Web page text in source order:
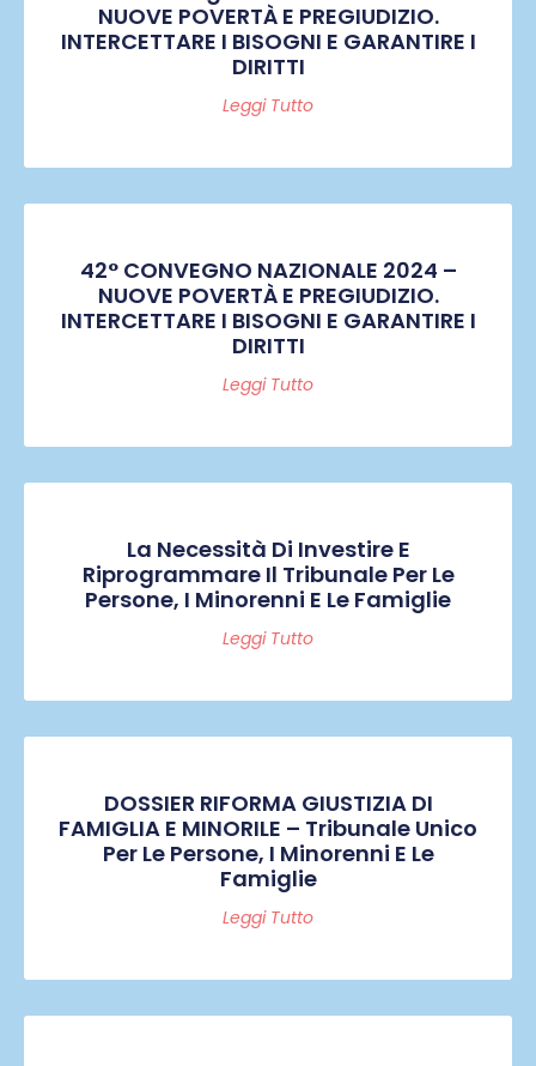
NUOVE POVERTÀ E PREGIUDIZIO.
INTERCETTARE I BISOGNI E GARANTIRE I
DIRITTI
Leggi Tutto
42° CONVEGNO NAZIONALE 2024 –
NUOVE POVERTÀ E PREGIUDIZIO.
INTERCETTARE I BISOGNI E GARANTIRE I
DIRITTI
Leggi Tutto
La Necessità Di Investire E
Riprogrammare Il Tribunale Per Le
Persone, I Minorenni E Le Famiglie
Leggi Tutto
DOSSIER RIFORMA GIUSTIZIA DI
FAMIGLIA E MINORILE – Tribunale Unico
Per Le Persone, I Minorenni E Le
Famiglie
Leggi Tutto